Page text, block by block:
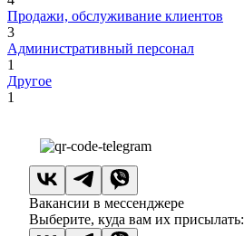
Продажи, обслуживание клиентов
3
Административный персонал
1
Другое
1
Вакансии в мессенджере
Выберите, куда вам их присылать: